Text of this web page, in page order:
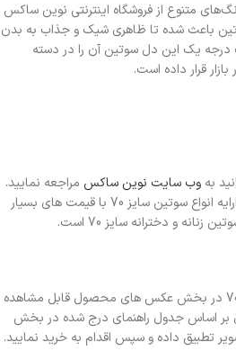
متنوع از فروشگاه اینترنتی نوین ساکس
باعث شده تا ظاهری شیک و جذاب به بدن
یک این دل سوتین آن را در دسته
قرار داده است.
وب سایت نوین ساکس مراجعه نمایید.
فروشگاه اینترنتی نوین ساکس با ارایه انواع سوتین سایز 70 با قیمت های بسیار
و دخترانه سایز 70 است.
راهنمای اندازه گیری سوتین سایز 70 در بخش عکس های محصول قابل مشاهده
بر اساس جدول راهنمای درج شده در بخش
تطبیق داده و سپس اقدام به خرید نمایید.